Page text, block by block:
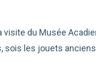
du Musée
les jouets